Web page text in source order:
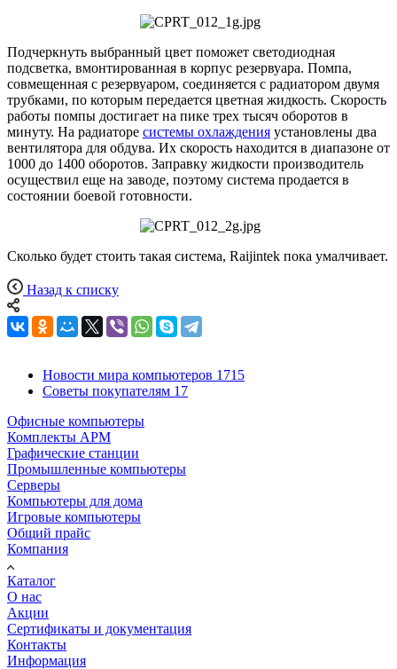
Подчеркнуть выбранный цвет поможет светодиодная
подсветка, вмонтированная в корпус резервуара. Помпа,
совмещенная с резервуаром, соединяется с радиатором двумя
трубками, по которым передается цветная жидкость. Скорость
работы помпы достигает на пике трех тысяч оборотов в
минуту. На радиаторе системы охлаждения установлены два
вентилятора для обдува. Их скорость находится в диапазоне от
1000 до 1400 оборотов. Заправку жидкости производитель
осуществил еще на заводе, поэтому система продается в
состоянии боевой готовности.
Сколько будет стоить такая система, Raijintek пока умалчивает.
Назад к списку
Новости мира компьютеров 1715
Советы покупателям 17
Офисные компьютеры
Комплекты АРМ
Графические станции
Промышленные компьютеры
Серверы
Компьютеры для дома
Игровые компьютеры
Общий прайс
Компания
Каталог
О нас
Акции
Сертификаты и документация
Контакты
Информация